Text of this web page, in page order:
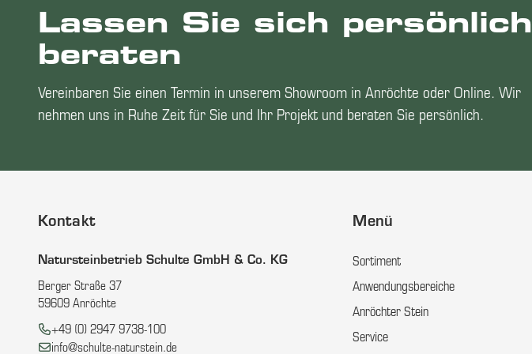
Lassen Sie sich persönlich
beraten
Vereinbaren Sie einen Termin in unserem Showroom in Anröchte oder Online. Wir
nehmen uns in Ruhe Zeit für Sie und Ihr Projekt und beraten Sie persönlich.
Kontakt
Natursteinbetrieb Schulte GmbH & Co. KG
Berger Straße 37
59609 Anröchte
Telefon:
+49 (0) 2947 9738-100
E-Mail:
info@schulte-naturstein.de
Menü
Sortiment
Anwendungsbereiche
Anröchter Stein
Service